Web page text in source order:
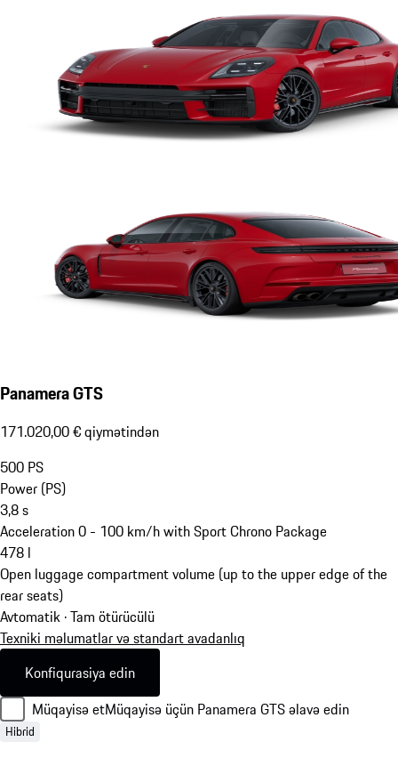
Panamera GTS
171.020,00 € qiymətindən
500 PS
Power (PS)
3,8s
Acceleration 0 - 100 km/h with Sport Chrono Package
478 l
Open luggage compartment volume (up to the upper edge of the
rear seats)
Avtomatik · Tam ötürücülü
Texniki məlumatlar və standart avadanlıq
Konfiqurasiya edin
Müqayisə etMüqayisə üçün Panamera GTS əlavə edin
Hibrid